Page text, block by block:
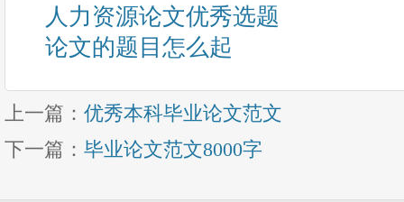
人力资源论文优秀选题
论文的题目怎么起
上一篇： 优秀本科毕业论文范文
下一篇： 毕业论文范文8000字